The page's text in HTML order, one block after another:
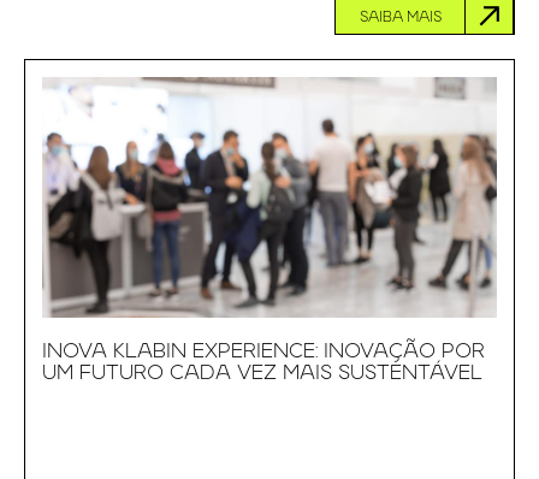
SAIBA MAIS
INOVA KLABIN EXPERIENCE: INOVAÇÃO POR
UM FUTURO CADA VEZ MAIS SUSTENTÁVEL